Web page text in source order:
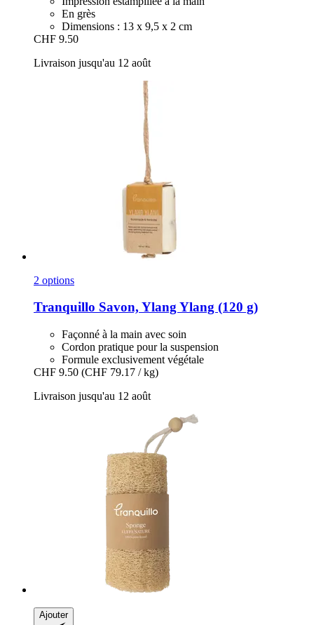
En grès
Dimensions : 13 x 9,5 x 2 cm
CHF 9.50
Livraison jusqu'au 12 août
2 options
Tranquillo Savon, Ylang Ylang (120 g)
Façonné à la main avec soin
Cordon pratique pour la suspension
Formule exclusivement végétale
CHF 9.50 (CHF 79.17 / kg)
Livraison jusqu'au 12 août
Ajouter